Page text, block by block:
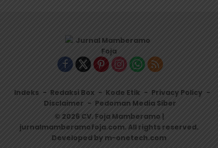
Indeks Redaksi Box Kode Etik
Privacy Policy
Disclaimer
Pedoman Media Siber
© 2026 CV. Foja Mamberamo |
jurnalmamberamofoja.com. All rights reserved.
Developed by m-onetech.com